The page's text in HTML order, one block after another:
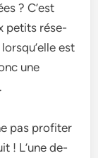
? C’e­st
petits rése­
est
une
pas profiter
! L’une de­